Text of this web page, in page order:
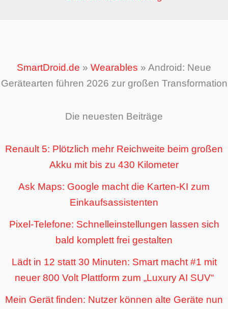
SmartDroid.de » Wearables » Android: Neue
Gerätearten führen 2026 zur großen Transformation
Die neuesten Beiträge
Renault 5: Plötzlich mehr Reichweite beim großen
Akku mit bis zu 430 Kilometer
Ask Maps: Google macht die Karten-KI zum
Einkaufsassistenten
Pixel-Telefone: Schnelleinstellungen lassen sich
bald komplett frei gestalten
Lädt in 12 statt 30 Minuten: Smart macht #1 mit
neuer 800 Volt Plattform zum „Luxury AI SUV“
Mein Gerät finden: Nutzer können alte Geräte nun